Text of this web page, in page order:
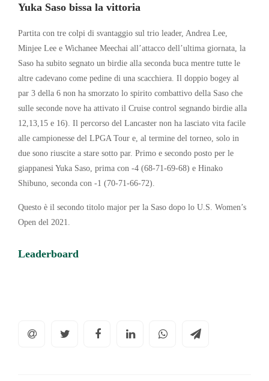
Yuka Saso bissa la vittoria
Partita con tre colpi di svantaggio sul trio leader, Andrea Lee,
Minjee Lee e Wichanee Meechai all’attacco dell’ultima giornata, la
Saso ha subito segnato un birdie alla seconda buca mentre tutte le
altre cadevano come pedine di una scacchiera. Il doppio bogey al
par 3 della 6 non ha smorzato lo spirito combattivo della Saso che
sulle seconde nove ha attivato il Cruise control segnando birdie alla
12,13,15 e 16). Il percorso del Lancaster non ha lasciato vita facile
alle campionesse del LPGA Tour e, al termine del torneo, solo in
due sono riuscite a stare sotto par. Primo e secondo posto per le
giappanesi Yuka Saso, prima con -4 (68-71-69-68) e Hinako
Shibuno, seconda con -1 (70-71-66-72).
Questo è il secondo titolo major per la Saso dopo lo U.S. Women’s
Open del 2021.
Leaderboard